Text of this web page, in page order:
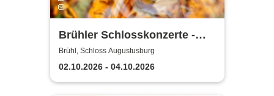
Brühler Schlosskonzerte -
Haydn-Festival 2026
Brühl, Schloss Augustusburg
02.10.2026 - 04.10.2026